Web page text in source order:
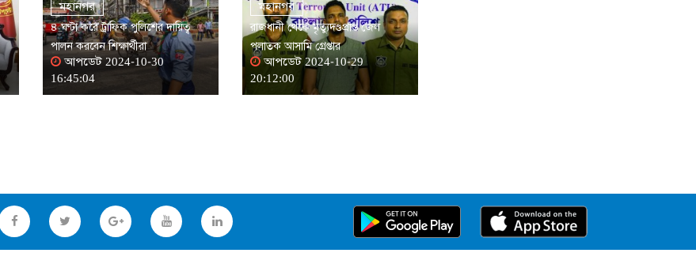
মহানগর
৪ ঘণ্টা করে ট্রাফিক পুলিশের দায়িত্ব
পালন করবেন শিক্ষার্থীরা
আপডেট 2024-10-30
16:45:04
মহানগর
রাজধানী থেকে মৃত্যুদণ্ডপ্রাপ্ত জেল
পলাতক আসামি গ্রেপ্তার
আপডেট 2024-10-29
20:12:00